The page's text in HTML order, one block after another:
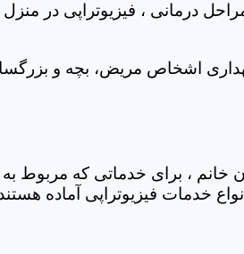
درمانی ، فیزیوتراپی در
اشخاص مریض، بچه و
، برای خدماتی که مربوط
خدمات فیزیوتراپی آماده